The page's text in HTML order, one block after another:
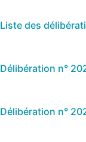
Liste des
Délibération n°
Délibération n°